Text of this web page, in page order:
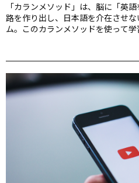
「カランメソッド」は、脳に「英
路を作り出し、日本語を介在させ
ム。このカランメソッドを使って
きた！」と実感している、児童英
メソッドの魅力をご紹介いただき
す。英会話力には自信があったの
の留学生のお世話をしたとき、英
ました。その後すぐに見つけたのが
インサービスです。このサービスは
たう「カランメソッド」 をカリキ…